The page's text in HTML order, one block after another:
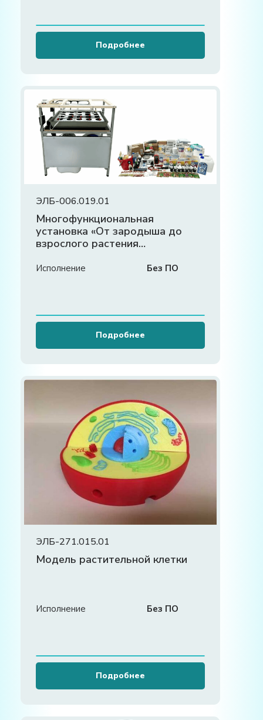
Подробнее
ЭЛБ-006.019.01
Многофункциональная
установка «От зародыша до
взрослого растения
Исполнение Без ПО
Подробнее
ЭЛБ-271.015.01
Модель растительной клетки
Исполнение Без ПО
Подробнее